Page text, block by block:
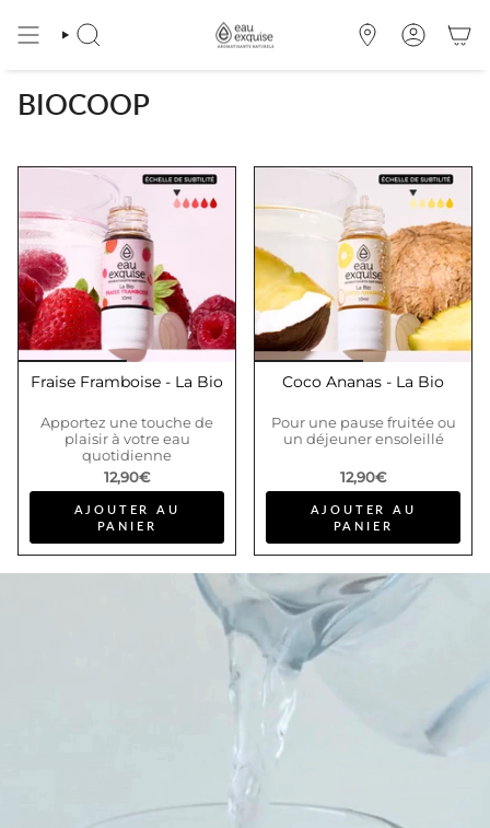
contenu
de
page
RECHERCHE
OÙ
TROUVER
COMPTE
BIOCOOP
Fraise Framboise - La Bio
Apportez une touche de
plaisir à votre eau
quotidienne
12,90€
AJOUTER AU
PANIER
Coco Ananas - La Bio
Pour une pause fruitée ou
un déjeuner ensoleillé
12,90€
AJOUTER AU
PANIER